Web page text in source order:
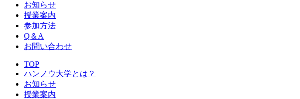
お知らせ
授業案内
参加方法
Q＆A
お問い合わせ
TOP
ハンノウ大学とは？
お知らせ
授業案内